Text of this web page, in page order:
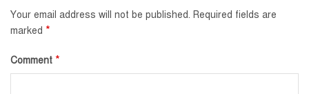
Your email address will not be published. Required fields are
marked *
Comment *